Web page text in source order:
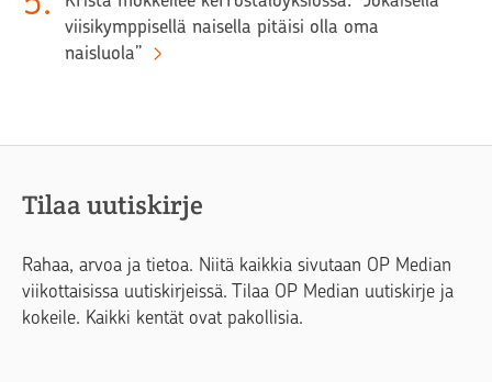
viisikymppisellä naisella pitäisi olla oma
naisluola”
Tilaa uutiskirje
Rahaa, arvoa ja tietoa. Niitä kaikkia sivutaan OP Median
viikottaisissa uutiskirjeissä. Tilaa OP Median uutiskirje ja
kokeile. Kaikki kentät ovat pakollisia.